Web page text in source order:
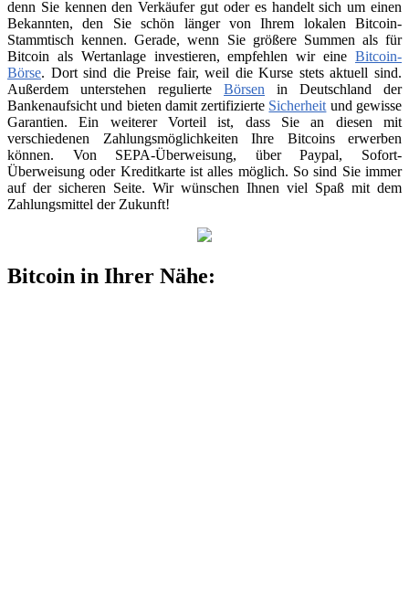
denn Sie kennen den Verkäufer gut oder es handelt sich um einen
Bekannten, den Sie schön länger von Ihrem lokalen Bitcoin-
Stammtisch kennen. Gerade, wenn Sie größere Summen als für
Bitcoin als Wertanlage investieren, empfehlen wir eine Bitcoin-
Börse. Dort sind die Preise fair, weil die Kurse stets aktuell sind.
Außerdem unterstehen regulierte Börsen in Deutschland der
Bankenaufsicht und bieten damit zertifizierte Sicherheit und gewisse
Garantien. Ein weiterer Vorteil ist, dass Sie an diesen mit
verschiedenen Zahlungsmöglichkeiten Ihre Bitcoins erwerben
können. Von SEPA-Überweisung, über Paypal, Sofort-
Überweisung oder Kreditkarte ist alles möglich. So sind Sie immer
auf der sicheren Seite. Wir wünschen Ihnen viel Spaß mit dem
Zahlungsmittel der Zukunft!
Bitcoin in Ihrer Nähe: